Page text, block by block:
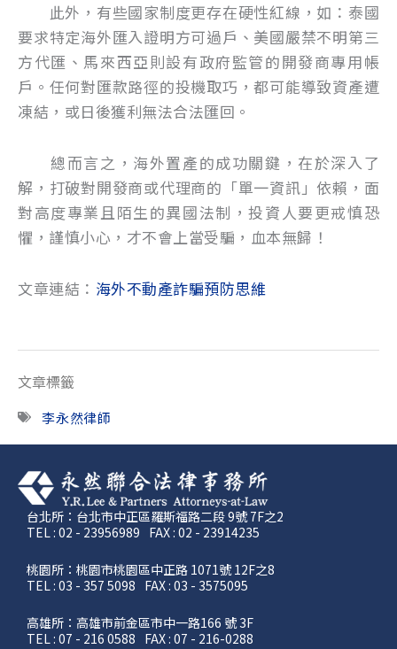
此外，有些國家制度更存在硬性紅線，如：泰國
要求特定海外匯入證明方可過戶、美國嚴禁不明第三
方代匯、馬來西亞則設有政府監管的開發商專用帳
戶。任何對匯款路徑的投機取巧，都可能導致資產遭
凍結，或日後獲利無法合法匯回。
總而言之，海外置產的成功關鍵，在於深入了
解，打破對開發商或代理商的「單一資訊」依賴，面
對高度專業且陌生的異國法制，投資人要更戒慎恐
懼，謹慎小心，才不會上當受騙，血本無歸！
文章連結： 海外不動產詐騙預防思維
文章標籤
李永然律師
台北所：台北市中正區羅斯福路二段 9號 7F之2
TEL : 02 - 23956989 FAX : 02 - 23914235
桃園所：桃園市桃園區中正路 1071號 12F之8
TEL : 03 - 357 5098 FAX : 03 - 3575095
高雄所：高雄市前金區市中一路166 號 3F
TEL : 07 - 216 0588 FAX : 07 - 216-0288